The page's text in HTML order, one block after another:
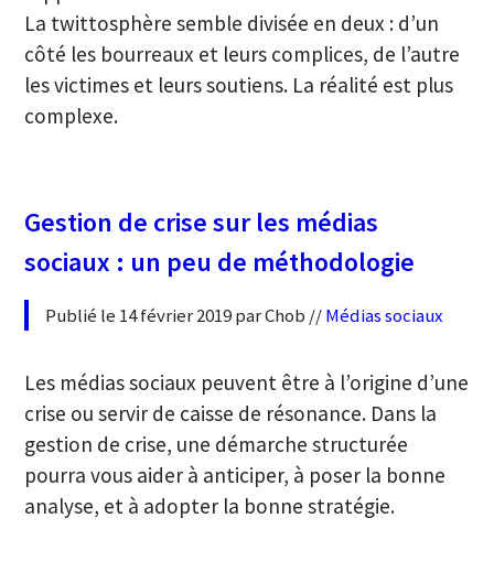
La twittosphère semble divisée en deux : d’un
côté les bourreaux et leurs complices, de l’autre
les victimes et leurs soutiens. La réalité est plus
complexe.
Gestion de crise sur les médias
sociaux : un peu de méthodologie
Publié le 14 février 2019 par Chob //Médias sociaux
Les médias sociaux peuvent être à l’origine d’une
crise ou servir de caisse de résonance. Dans la
gestion de crise, une démarche structurée
pourra vous aider à anticiper, à poser la bonne
analyse, et à adopter la bonne stratégie.